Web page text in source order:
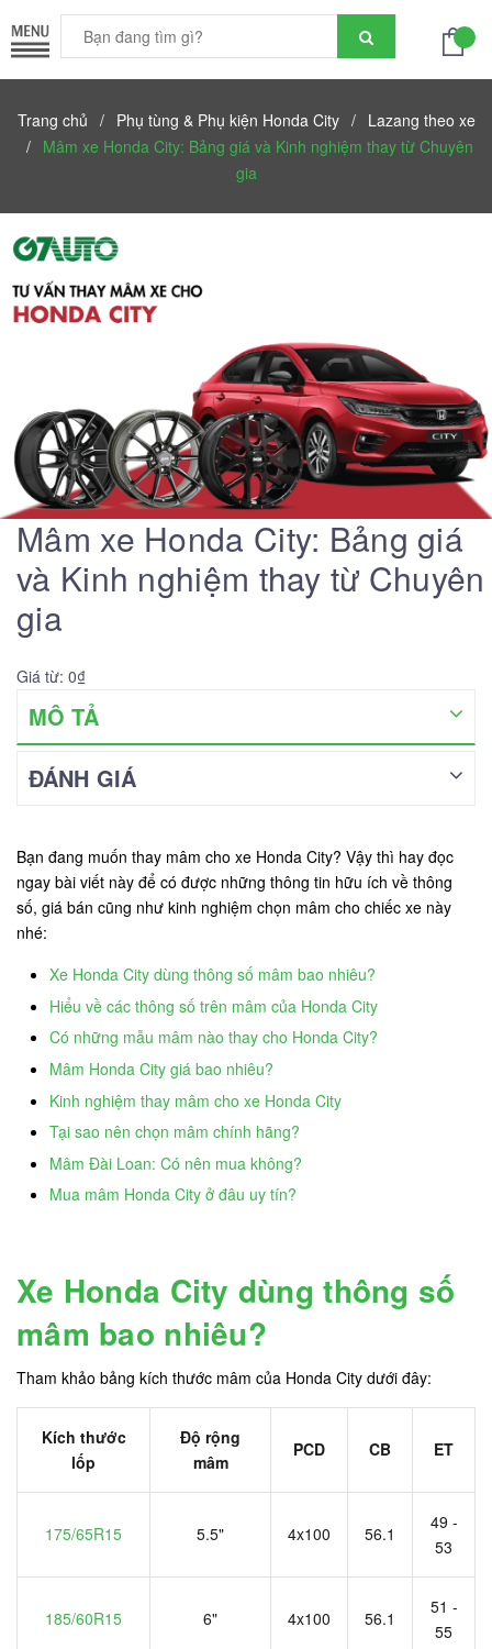
Trang chủ / Phụ tùng & Phụ kiện Honda City / Lazang theo xe
/ Mâm xe Honda City: Bảng giá và Kinh nghiệm thay từ Chuyên
gia
Mâm xe Honda City: Bảng giá
và Kinh nghiệm thay từ Chuyên
gia
Giá từ: 0₫
MÔ TẢ
ĐÁNH GIÁ
Bạn đang muốn thay mâm cho xe Honda City? Vậy thì hay đọc
ngay bài viết này để có được những thông tin hữu ích về thông
số, giá bán cũng như kinh nghiệm chọn mâm cho chiếc xe này
nhé:
Xe Honda City dùng thông số mâm bao nhiêu?
Hiểu về các thông số trên mâm của Honda City
Có những mẫu mâm nào thay cho Honda City?
Mâm Honda City giá bao nhiêu?
Kinh nghiệm thay mâm cho xe Honda City
Tại sao nên chọn mâm chính hãng?
Mâm Đài Loan: Có nên mua không?
Mua mâm Honda City ở đâu uy tín?
Xe Honda City dùng thông số
mâm bao nhiêu?
Tham khảo bảng kích thước mâm của Honda City dưới đây:
Kích thước
lốp
Độ rộng
mâm
PCD CB ET
175/65R15 5.5" 4x100 56.1
49 -
53
185/60R15 6" 4x100 56.1
51 -
55